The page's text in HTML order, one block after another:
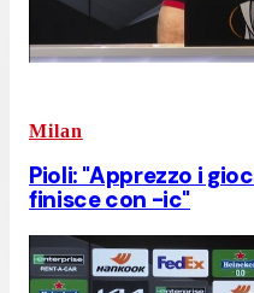
Milan
Pioli: "Apprezzo i
finisce con -ic"